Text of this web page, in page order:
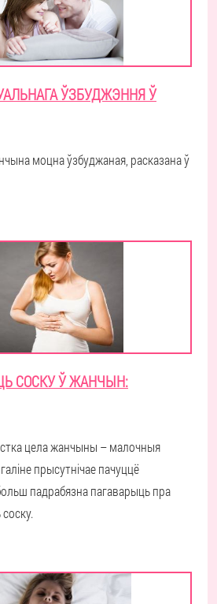
ЎЗБУДЖЭННЯ Ў
моцна ўзбуджаная, расказана ў
СОСКУ Ў ЖАНЧЫН:
цела жанчыны – малочныя
прысутнічае пачуццё
падрабязна пагаварыць пра